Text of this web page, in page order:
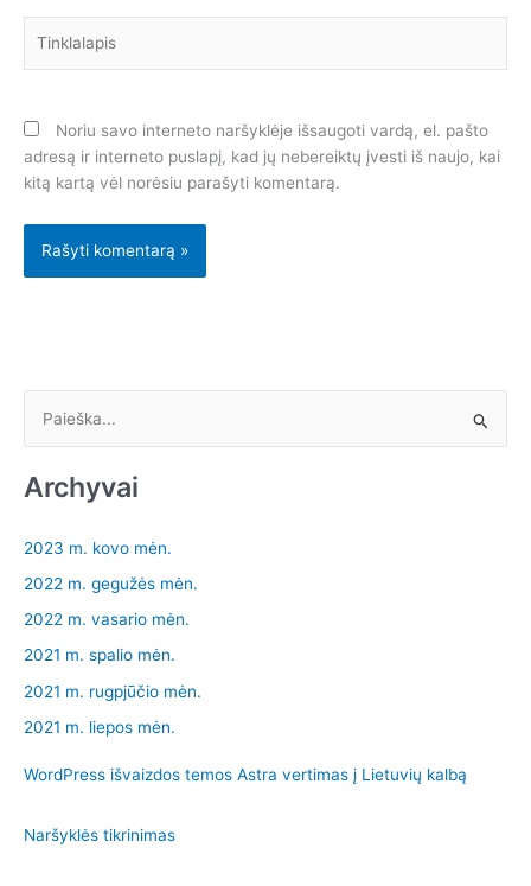
Noriu savo interneto naršyklėje išsaugoti vardą, el. pašto
adresą ir interneto puslapį, kad jų nebereiktų įvesti iš naujo, kai
kitą kartą vėl norėsiu parašyti komentarą.
k
:
Archyvai
2023 m. kovo mėn.
2022 m. gegužės mėn.
2022 m. vasario mėn.
2021 m. spalio mėn.
2021 m. rugpjūčio mėn.
2021 m. liepos mėn.
WordPress išvaizdos temos Astra vertimas į Lietuvių kalbą
Naršyklės tikrinimas